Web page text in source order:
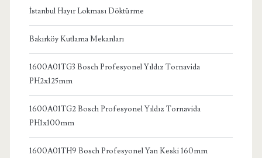
İstanbul Hayır Lokması Döktürme
Bakırköy Kutlama Mekanları
1600A01TG3 Bosch Profesyonel Yıldız Tornavida
PH2x125mm
1600A01TG2 Bosch Profesyonel Yıldız Tornavida
PH1x100mm
1600A01TH9 Bosch Profesyonel Yan Keski 160mm